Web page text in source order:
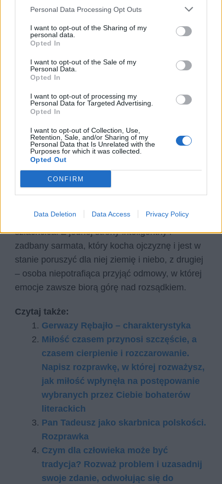
Personal Data Processing Opt Outs
I want to opt-out of the Sharing of my
personal data.
Opted In
I want to opt-out of the Sale of my
Personal Data.
Opted In
I want to opt-out of processing my
Personal Data for Targeted Advertising.
Opted In
I want to opt-out of Collection, Use,
Retention, Sale, and/or Sharing of my
Personal Data that Is Unrelated with the
Purposes for which it was collected.
Opted Out
CONFIRM
Data Deletion Data Access Privacy Policy
Porywczość i nieumiejętność poradzenia sobie z
własnym bólem Jacka Soplicy, prowadzą do
Stolnik, a w wyniku nieszczęśliwego zbiegu
okoliczności, Soplica zostaje oskarżony o
zorganizowanie napaści Moskali na zamek
Horeszków,co z kolei staje się zarzewiem
Soplicami. Wszystko przez nieumiejętność
pogodzenia się z odmową, niepowodzeniem,
niemożnością zrealizowania własnego
zamierzenia.
pozytywne, jak i negatywne cechy polskiego
szlachcica. Z jednej strony inteligentny i
zadbany sarmata, który kocha ojczyznę i jest w
stanie poruszyć dla niej ziemię i niebo, z drugiej
– osoba niepotrafiąca przyjąć odmowy, w której
emocje zawsze biorą górę nad rozsądkiem.
Czytaj także:
Gerwazy Rębajło – charakterystyka
Miłość czasem przynosi szczęście, a
czasem cierpienie i rozczarowanie.
Napisz rozprawkę, w której rozważysz,
jak miłość wpłynęła na postępowanie
wybranych przez Ciebie bohaterów
literackich
Pan Tadeusz jako skarbnica polskości.
Rozprawka
Czym dla człowieka może być
tradycja? Rozważ problem i uzasadnij
swoje zdanie, odwołując się do